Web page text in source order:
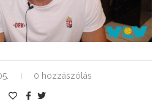
0 hozzászólás